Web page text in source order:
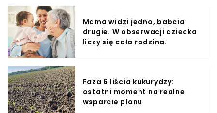
Mama widzi jedno, babcia
drugie. W obserwacji dziecka
liczy się cała rodzina.
Faza 6 liścia kukurydzy:
ostatni moment na realne
wsparcie plonu